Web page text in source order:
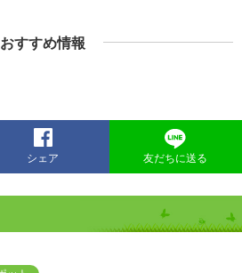
おすすめ情報
シェア 友だちに送る